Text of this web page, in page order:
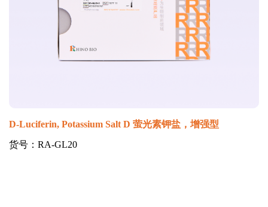
D-Luciferin, Potassium Salt D 萤光素钾盐，增强型
货号：RA-GL20